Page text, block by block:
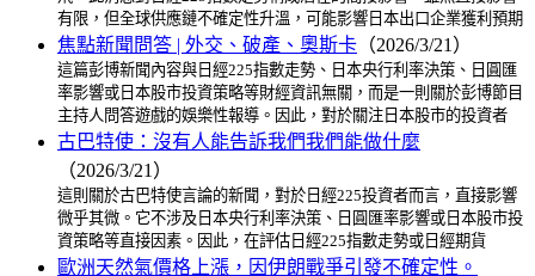
有限，但全球供應鏈不確定性升溫，可能影響日本出口企業獲利預期
焦點新聞問答 | 外交、破產、奧斯卡 （2026/3/21）
這篇彭博新聞內容與日經225指數走勢、日本央行利率決策、日圓匯
率影響或日本股市投資策略等財經資訊無關，而是一則關於彭博節目
主持人問答遊戲的娛樂性報導。因此，對於關注日本股市的投資者
古巴特使：沒有人能告訴我們我們能做什麼
（2026/3/21）
這則關於古巴特使言論的新聞，對於日經225投資者而言，直接影響
微乎其微。它不涉及日本央行利率決策、日圓匯率影響或日本股市投
資策略等直接因素。因此，在評估日經225指數走勢或日經期貨
歐洲天然氣價格上漲，因伊朗戰爭引發不確定性。